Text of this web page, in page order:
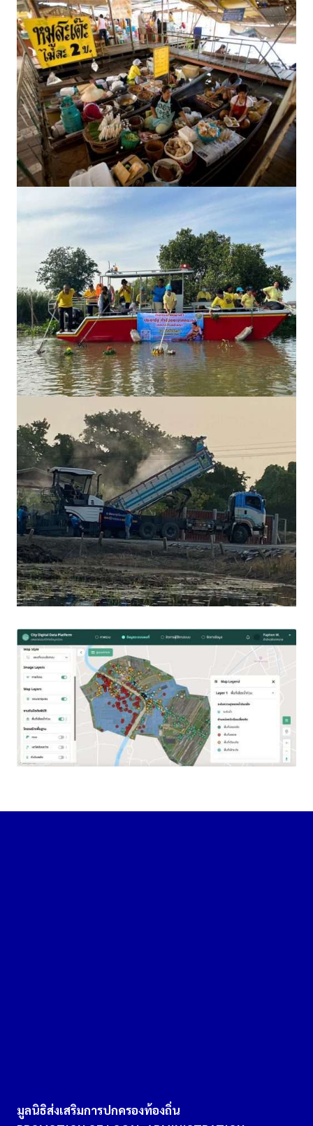
มูลนิธิส่งเสริมการปกครองท้องถิ่น